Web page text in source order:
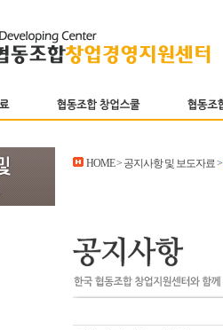
HOME > 공지사항 및 보도자료 >